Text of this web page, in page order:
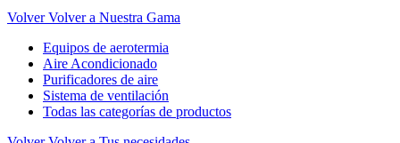
Volver Volver a Nuestra Gama
Equipos de aerotermia
Aire Acondicionado
Purificadores de aire
Sistema de ventilación
Todas las categorías de productos